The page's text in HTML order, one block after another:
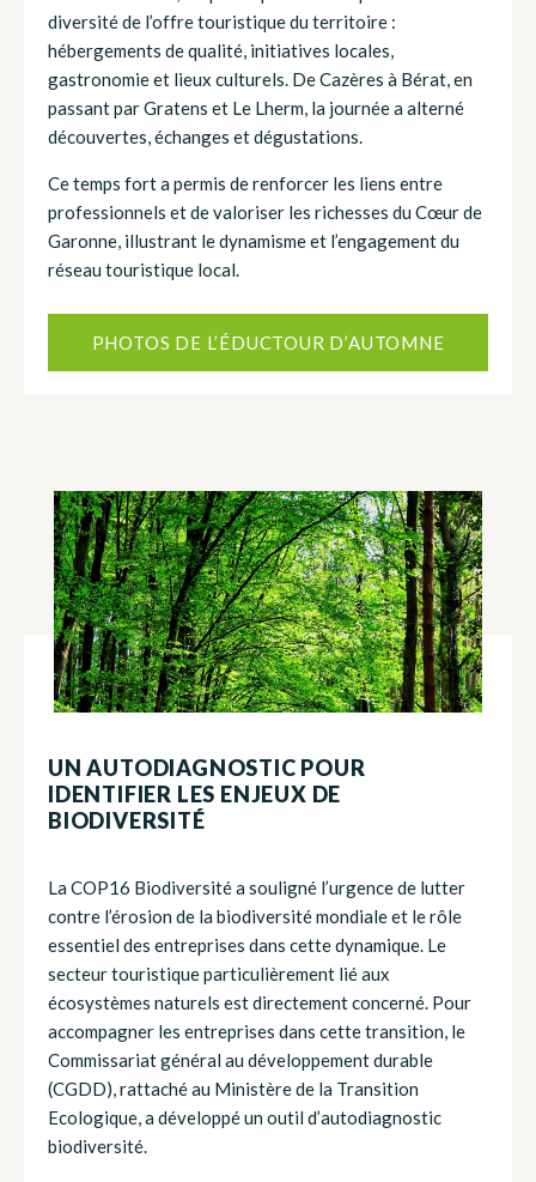
diversité de l’offre touristique du territoire :
hébergements de qualité, initiatives locales,
gastronomie et lieux culturels. De Cazères à Bérat, en
passant par Gratens et Le Lherm, la journée a alterné
découvertes, échanges et dégustations.
Ce temps fort a permis de renforcer les liens entre
professionnels et de valoriser les richesses du Cœur de
Garonne, illustrant le dynamisme et l’engagement du
réseau touristique local.
PHOTOS DE L’ÉDUCTOUR D’AUTOMNE
UN AUTODIAGNOSTIC POUR
IDENTIFIER LES ENJEUX DE
BIODIVERSITÉ
La COP16 Biodiversité a souligné l’urgence de lutter
contre l’érosion de la biodiversité mondiale et le rôle
essentiel des entreprises dans cette dynamique. Le
secteur touristique particulièrement lié aux
écosystèmes naturels est directement concerné. Pour
accompagner les entreprises dans cette transition, le
Commissariat général au développement durable
(CGDD), rattaché au Ministère de la Transition
Ecologique, a développé un outil d’autodiagnostic
biodiversité.